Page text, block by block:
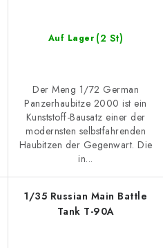
Auf Lager (2 St)
Der Meng 1/72 German
Panzerhaubitze 2000 ist ein
Kunststoff-Bausatz einer der
modernsten selbstfahrenden
Haubitzen der Gegenwart. Die
in...
1/35 Russian Main Battle
Tank T-90A